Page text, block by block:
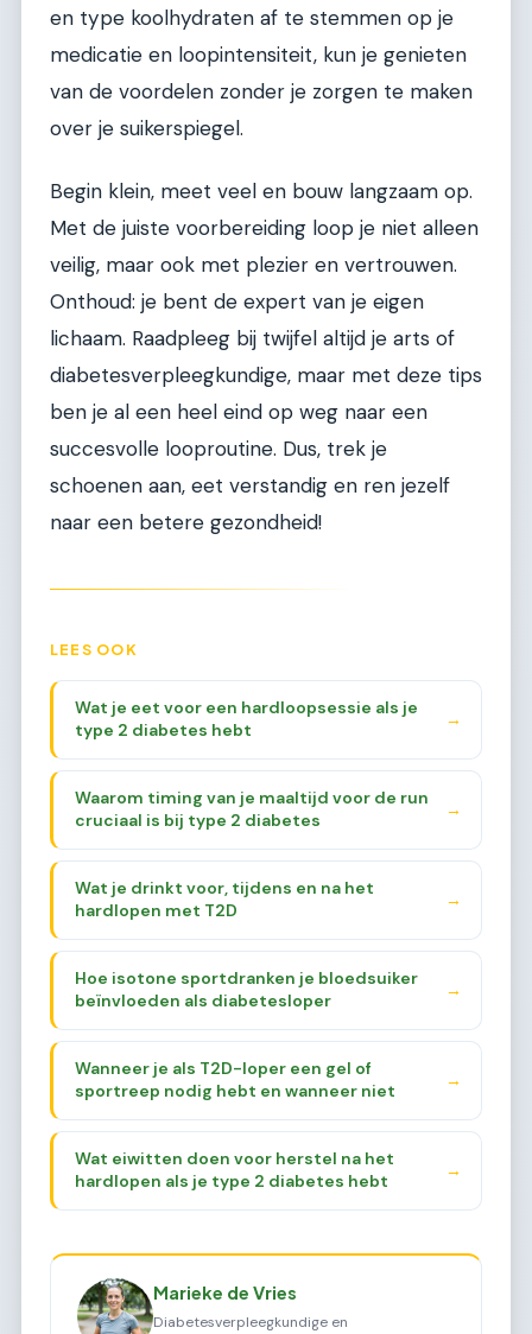
en type koolhydraten af te stemmen op je
medicatie en loopintensiteit, kun je genieten
van de voordelen zonder je zorgen te maken
over je suikerspiegel.
Begin klein, meet veel en bouw langzaam op.
Met de juiste voorbereiding loop je niet alleen
veilig, maar ook met plezier en vertrouwen.
Onthoud: je bent de expert van je eigen
lichaam. Raadpleeg bij twijfel altijd je arts of
diabetesverpleegkundige, maar met deze tips
ben je al een heel eind op weg naar een
succesvolle looproutine. Dus, trek je
schoenen aan, eet verstandig en ren jezelf
naar een betere gezondheid!
LEES OOK
Wat je eet voor een hardloopsessie als je
type 2 diabetes hebt
→
Waarom timing van je maaltijd voor de run
cruciaal is bij type 2 diabetes
→
Wat je drinkt voor, tijdens en na het
hardlopen met T2D
→
Hoe isotone sportdranken je bloedsuiker
beïnvloeden als diabetesloper
→
Wanneer je als T2D-loper een gel of
sportreep nodig hebt en wanneer niet
→
Wat eiwitten doen voor herstel na het
hardlopen als je type 2 diabetes hebt
→
Marieke de Vries
Diabetesverpleegkundige en